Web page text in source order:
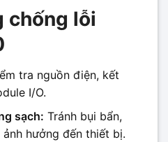
chống lỗi
tra nguồn điện, kết
I/O.
sạch: Tránh bụi bẩn,
hưởng đến thiết bị.